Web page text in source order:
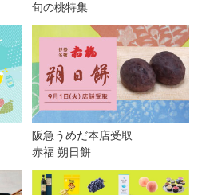
旬の桃特集
阪急うめだ本店受取
赤福 朔日餅